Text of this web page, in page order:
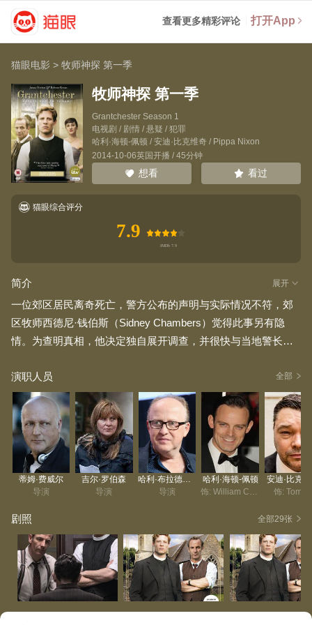
查看更多精彩评论 打开App
猫眼电影 >牧师神探 第一季
牧师神探 第一季
Grantchester Season 1
电视剧 / 剧情 / 悬疑 / 犯罪
哈利·海顿-佩顿 / 安迪·比克维奇/ Pippa Nixon
2014-10-06英国开播 / 45分钟
想看 看过
猫眼综合评分
7.9
简介 展开
一位郊区居民离奇死亡，警方公布的声明与实际情况不符，郊
区牧师西德尼·钱伯斯（Sidney Chambers）觉得此事另有隐
情。为查明真相，他决定独自展开调查，并很快与当地警长乔
宁静的小山村里侦破犯罪案件。
演职人员 全部
蒂姆·费威尔
导演
吉尔·罗伯森
导演
哈利·布拉德比尔
导演
哈利·海顿-佩顿
安迪·比克
饰:
剧照 全部29张